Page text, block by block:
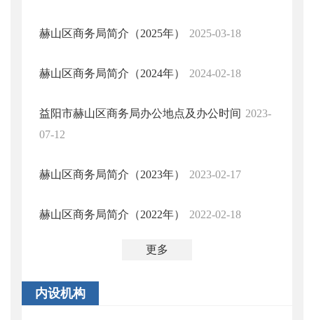
赫山区商务局简介（2025年） 2025-03-18
赫山区商务局简介（2024年） 2024-02-18
益阳市赫山区商务局办公地点及办公时间 2023-
07-12
赫山区商务局简介（2023年） 2023-02-17
赫山区商务局简介（2022年） 2022-02-18
更多
内设机构